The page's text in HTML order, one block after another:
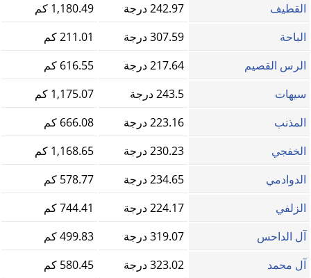
القطيف‎
242.97 درجة
1,180.49 كم
الباحة
307.59 درجة
211.01 كم
الرس القصيم
217.64 درجة
616.55 كم
سيهات
243.5 درجة
1,175.07 كم
المذنب
223.16 درجة
666.08 كم
الخفجي
230.23 درجة
1,168.65 كم
الدوادمي
234.65 درجة
578.77 كم
الزلفي
224.17 درجة
744.41 كم
آل الداحس
319.07 درجة
499.83 كم
آل محمد
323.02 درجة
580.45 كم